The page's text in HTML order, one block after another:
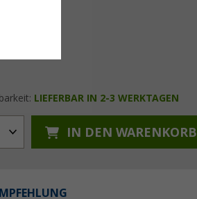
LIEFERBAR IN 2-3 WERKTAGEN
IN DEN WARENKORB